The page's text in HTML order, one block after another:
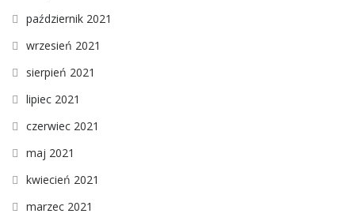
październik 2021
wrzesień 2021
sierpień 2021
lipiec 2021
czerwiec 2021
maj 2021
kwiecień 2021
marzec 2021